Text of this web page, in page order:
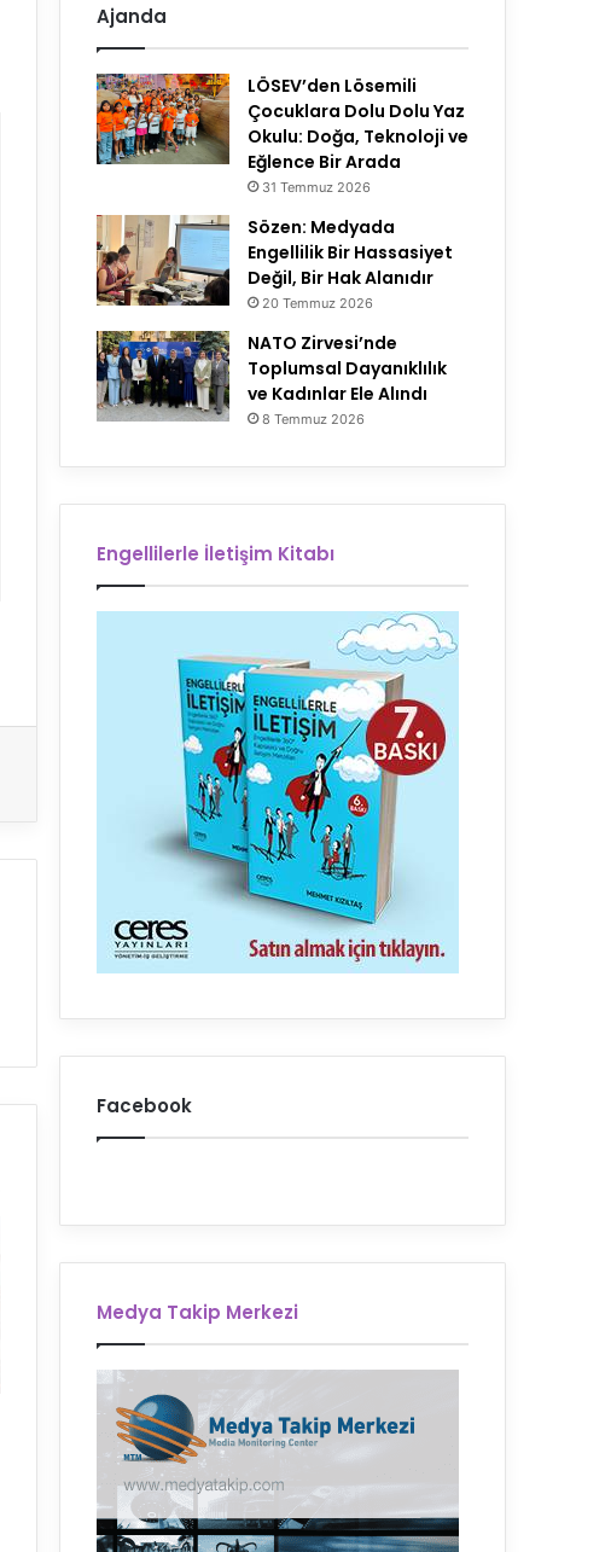
Ajanda
LÖSEV’den Lösemili
Çocuklara Dolu Dolu Yaz
Okulu: Doğa, Teknoloji ve
Eğlence Bir Arada
31 Temmuz 2026
Sözen: Medyada
Engellilik Bir Hassasiyet
Değil, Bir Hak Alanıdır
20 Temmuz 2026
NATO Zirvesi’nde
Toplumsal Dayanıklılık
ve Kadınlar Ele Alındı
8 Temmuz 2026
Engellilerle İletişim Kitabı
Facebook
Medya Takip Merkezi